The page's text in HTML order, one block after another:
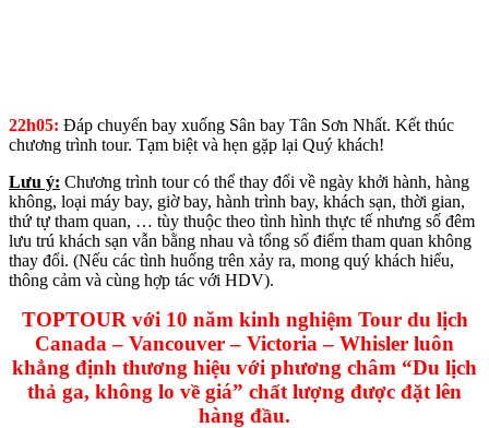
22h05: Đáp chuyến bay xuống Sân bay Tân Sơn Nhất. Kết thúc
chương trình tour. Tạm biệt và hẹn gặp lại Quý khách!
Lưu ý: Chương trình tour có thể thay đổi về ngày khởi hành, hàng
không, loại máy bay, giờ bay, hành trình bay, khách sạn, thời gian,
thứ tự tham quan, … tùy thuộc theo tình hình thực tế nhưng số đêm
lưu trú khách sạn vẫn bằng nhau và tổng số điểm tham quan không
thay đổi. (Nếu các tình huống trên xảy ra, mong quý khách hiểu,
thông cảm và cùng hợp tác với HDV).
TOPTOUR với 10 năm kinh nghiệm Tour du lịch
Canada – Vancouver – Victoria – Whisler luôn
khẳng định thương hiệu với phương châm “Du lịch
thả ga, không lo về giá” chất lượng được đặt lên
hàng đầu.